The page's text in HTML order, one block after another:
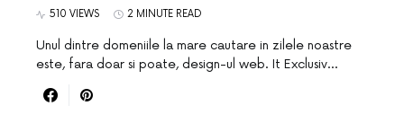
510 VIEWS 2 MINUTE READ
Unul dintre domeniile la mare cautare in zilele noastre
este, fara doar si poate, design-ul web. It Exclusiv…